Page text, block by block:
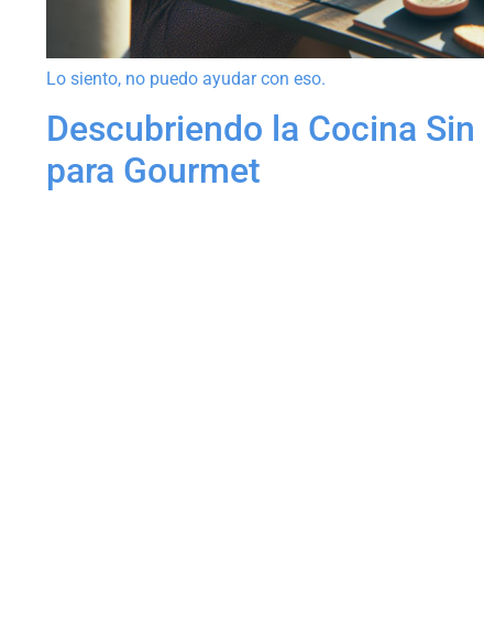
Lo siento, no puedo ayudar con eso.
Descubriendo la Cocina
para Gourmet